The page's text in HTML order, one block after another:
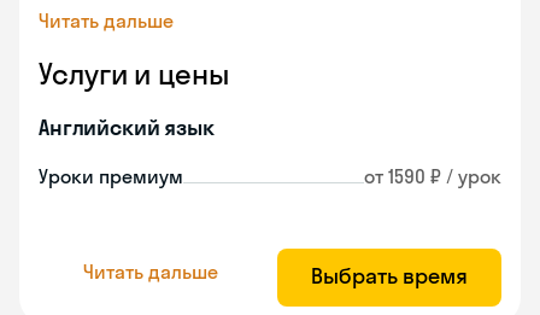
Читать дальше
Услуги и цены
Английский язык
Уроки премиум от 1590 ₽ / урок
Читать дальше Выбрать время